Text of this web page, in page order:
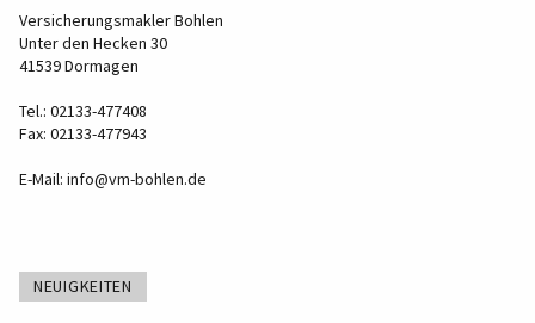
Versicherungsmakler Bohlen
Unter den Hecken 30
41539 Dormagen
Tel.: 02133-477408
Fax: 02133-477943
E-Mail: info@vm-bohlen.de
NEUIGKEITEN